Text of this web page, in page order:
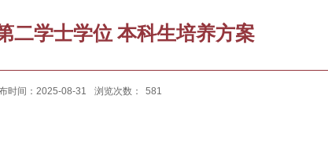
二学士学位 本科生培养方案
时间：2025-08-31 浏览次数： 581